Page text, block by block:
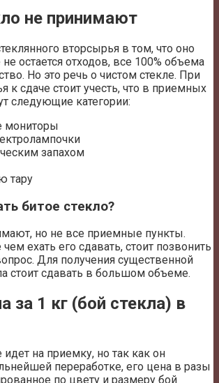
не принимают
вторсырья в том, что оно
остается отходов, все 100% объема
Но это речь о чистом стекле. При
к сдаче стоит учесть, что в приемных
следующие категории:
мониторы
запахом
тару
битое стекло?
но не все приемные пункты.
ехать его сдавать, стоит позвонить
Для получения существенной
стоит сдавать в большом объеме.
за 1 кг (бой стекла) в
на приемку, но так как он
переработке, его цена в разы
по цвету и размеру бой